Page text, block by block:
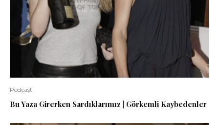
Podcast
Bu Yaza Girerken Sardıklarımız | Görkemli Kaybedenler